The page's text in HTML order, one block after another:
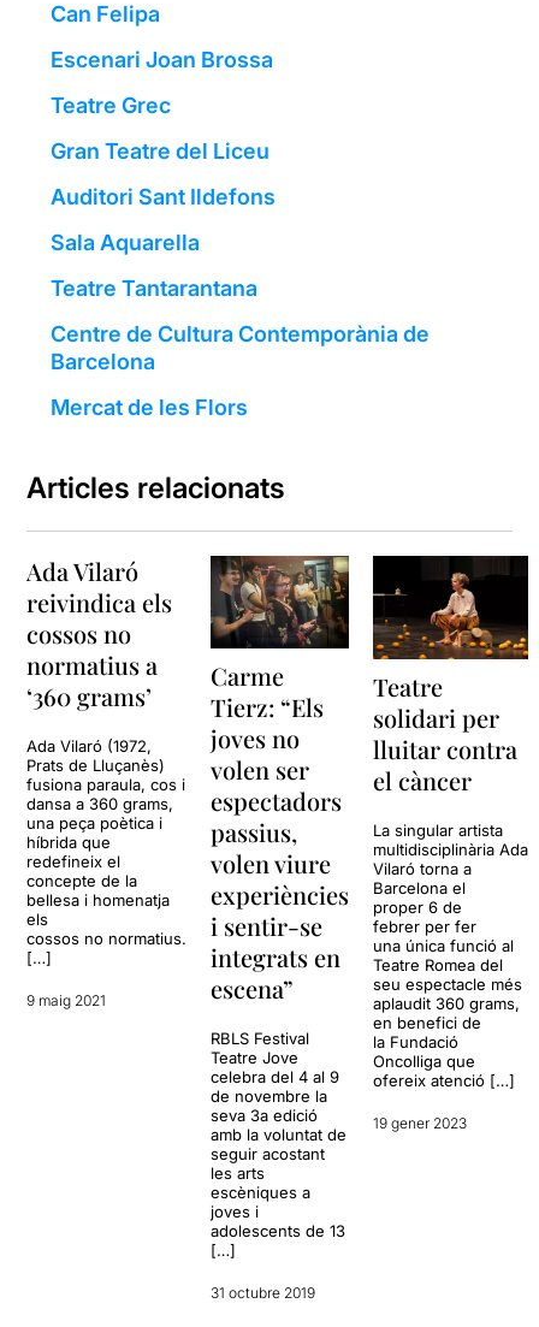
Can Felipa
Escenari Joan Brossa
Teatre Grec
Gran Teatre del Liceu
Auditori Sant Ildefons
Sala Aquarella
Teatre Tantarantana
Centre de Cultura Contemporània de
Barcelona
Mercat de les Flors
Articles relacionats
Ada Vilaró
reivindica els
cossos no
normatius a
‘360 grams’
Ada Vilaró (1972,
Prats de Lluçanès)
fusiona paraula, cos i
dansa a 360 grams,
una peça poètica i
híbrida que
redefineix el
concepte de la
bellesa i homenatja
els
cossos no normatius.
[…]
9 maig 2021
Carme
Tierz: “Els
joves no
volen ser
espectadors
passius,
volen viure
experiències
i sentir-se
integrats en
escena”
RBLS Festival
Teatre Jove
celebra del 4 al 9
de novembre la
seva 3a edició
amb la voluntat de
seguir acostant
les arts
escèniques a
joves i
adolescents de 13
[…]
31 octubre 2019
Teatre
solidari per
lluitar contra
el càncer
La singular artista
multidisciplinària Ada
Vilaró torna a
Barcelona el
proper 6 de
febrer per fer
una única funció al
Teatre Romea del
seu espectacle més
aplaudit 360 grams,
en benefici de
la Fundació
Oncolliga que
ofereix atenció […]
19 gener 2023